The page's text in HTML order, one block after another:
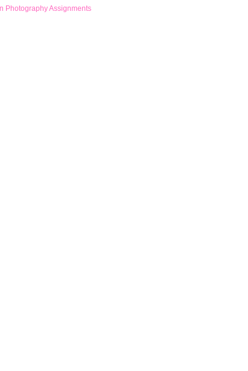
Photography Assignments